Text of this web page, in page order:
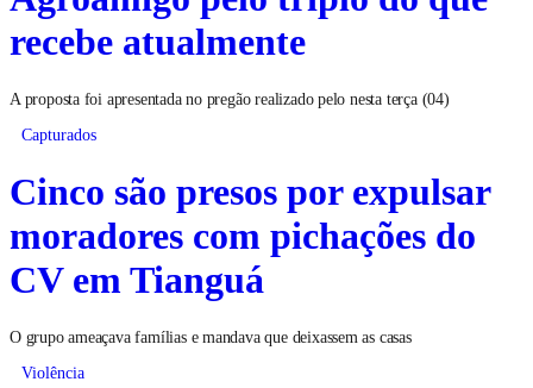
recebe atualmente
A proposta foi apresentada no pregão realizado pelo nesta terça (04)
Capturados
Cinco são presos por expulsar
moradores com pichações do
CV em Tianguá
O grupo ameaçava famílias e mandava que deixassem as casas
Violência